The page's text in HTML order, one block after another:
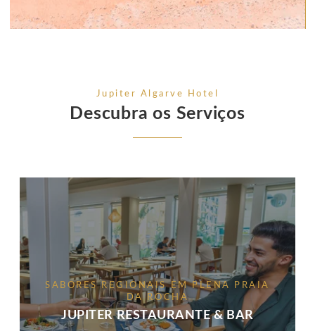
Jupiter Algarve Hotel
Descubra os Serviços
SABORES REGIONAIS EM PLENA PRAIA
DA ROCHA
JUPITER RESTAURANTE & BAR